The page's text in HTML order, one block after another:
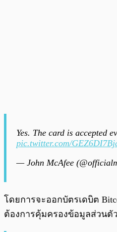
Yes. The card is accepted
pic.twitter.com/
— John McAfee
โดยการจะออกบัตรเดบิต
ต้องการคุ้มครองข้อมูลส่วนตัว